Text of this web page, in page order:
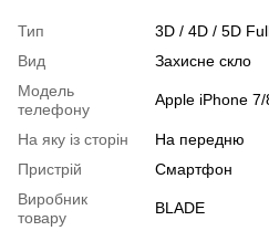
Тип
3D / 4D / 5D
Вид
Захисне скло
Модель
телефону
Apple iPhone 7/
На яку із сторін
На передню
Пристрiй
Смартфон
Виробник
товару
BLADE